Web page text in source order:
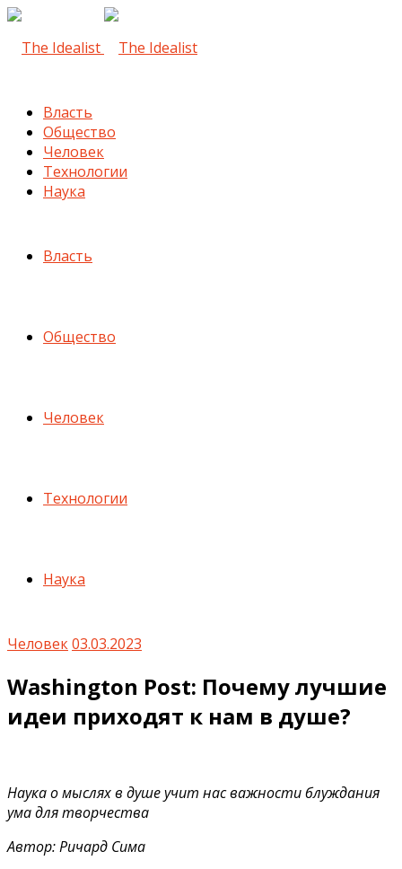
Власть
Общество
Человек
Технологии
Наука
Власть
Общество
Человек
Технологии
Наука
Человек03.03.2023
Washington Post: Почему лучшие
идеи приходят к нам в душе?
Наука о мыслях в душе учит нас важности блуждания
ума для творчества
Автор: Ричард Сима